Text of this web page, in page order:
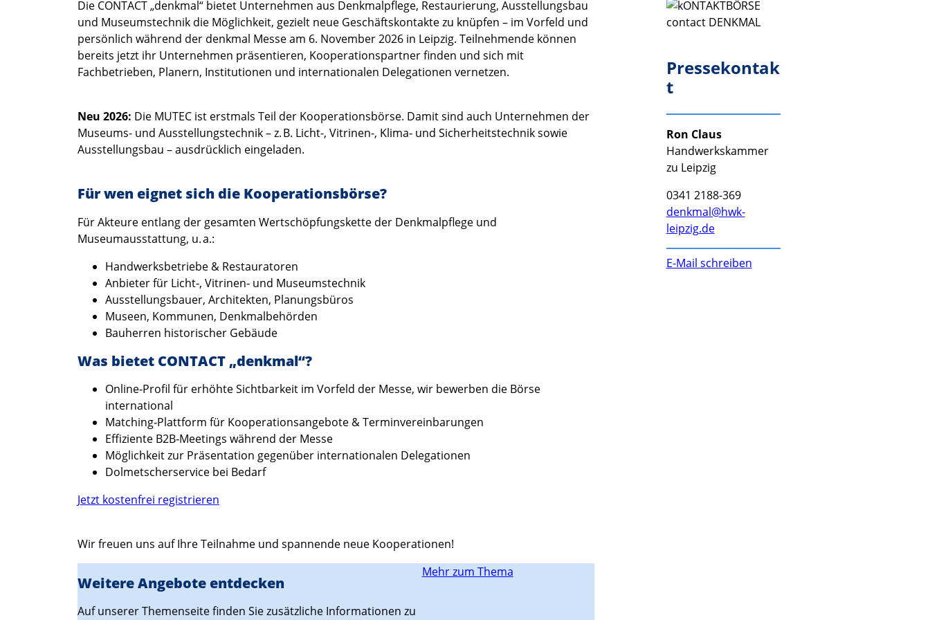
Die CONTACT „denkmal“ bietet Unternehmen aus Denkmalpflege, Restaurierung, Ausstellungsbau
und Museumstechnik die Möglichkeit, gezielt neue Geschäftskontakte zu knüpfen – im Vorfeld und
persönlich während der denkmal Messe am 6. November 2026 in Leipzig. Teilnehmende können
bereits jetzt ihr Unternehmen präsentieren, Kooperationspartner finden und sich mit
Fachbetrieben, Planern, Institutionen und internationalen Delegationen vernetzen.
Neu 2026: Die MUTEC ist erstmals Teil der Kooperationsbörse. Damit sind auch Unternehmen der
Museums- und Ausstellungstechnik – z. B. Licht-, Vitrinen-, Klima‑ und Sicherheitstechnik sowie
Ausstellungsbau – ausdrücklich eingeladen.
Für wen eignet sich die Kooperationsbörse?
Für Akteure entlang der gesamten Wertschöpfungskette der Denkmalpflege und
Museumausstattung, u. a.:
Handwerksbetriebe & Restauratoren
Anbieter für Licht‑, Vitrinen‑ und Museumstechnik
Ausstellungsbauer, Architekten, Planungsbüros
Museen, Kommunen, Denkmalbehörden
Bauherren historischer Gebäude
Was bietet CONTACT „denkmal“?
Online‑Profil für erhöhte Sichtbarkeit im Vorfeld der Messe, wir bewerben die Börse
international
Matching‑Plattform für Kooperationsangebote & Terminvereinbarungen
Effiziente B2B‑Meetings während der Messe
Möglichkeit zur Präsentation gegenüber internationalen Delegationen
Dolmetscherservice bei Bedarf
Jetzt kostenfrei registrieren
Wir freuen uns auf Ihre Teilnahme und spannende neue Kooperationen!
Weitere Angebote entdecken
Auf unserer Themenseite finden Sie zusätzliche Informationen zu
Mehr zum Thema
Pressekontak
t
Ron Claus
Handwerkskammer
zu Leipzig
0341 2188-369
denkmal@hwk-
leipzig.de
E-Mail schreiben